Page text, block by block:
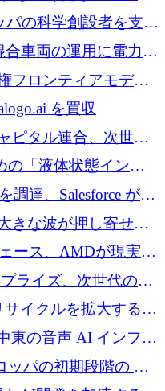
イノベーションの未
パの科学創設者を支援
を調達
合車両の運用に電力を
ーロを寄付
フロンティアモデル
を買収
ピタル連合、次世代
向けて機関投資家へ
の「液体状態インテ
ために3,600万ドルを
出現
調達、Salesforce が
in Europe キャンペー
きな波が押し寄せて
イティブ銀行」のボ
ース、AMDが現実世
リケーションを探索
ータセンターを立ち
ライズ、次世代のデ
にロンドンの出発点
イクルを拡大するた
ユーロを調達
東の音声 AI インフラ
ために 300 万ドルを
ッパの初期段階の AI
億 300 万ユーロのフ